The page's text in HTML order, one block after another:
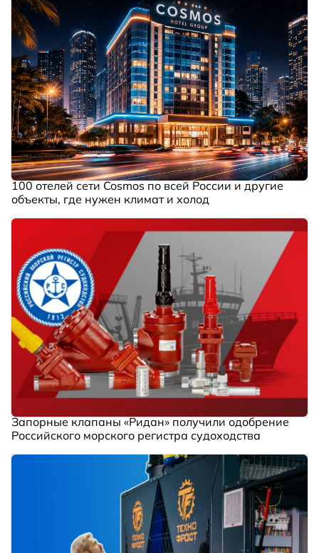
100 отелей сети Cosmos по всей России и другие
объекты, где нужен климат и холод
Запорные клапаны «Ридан» получили одобрение
Российского морского регистра судоходства